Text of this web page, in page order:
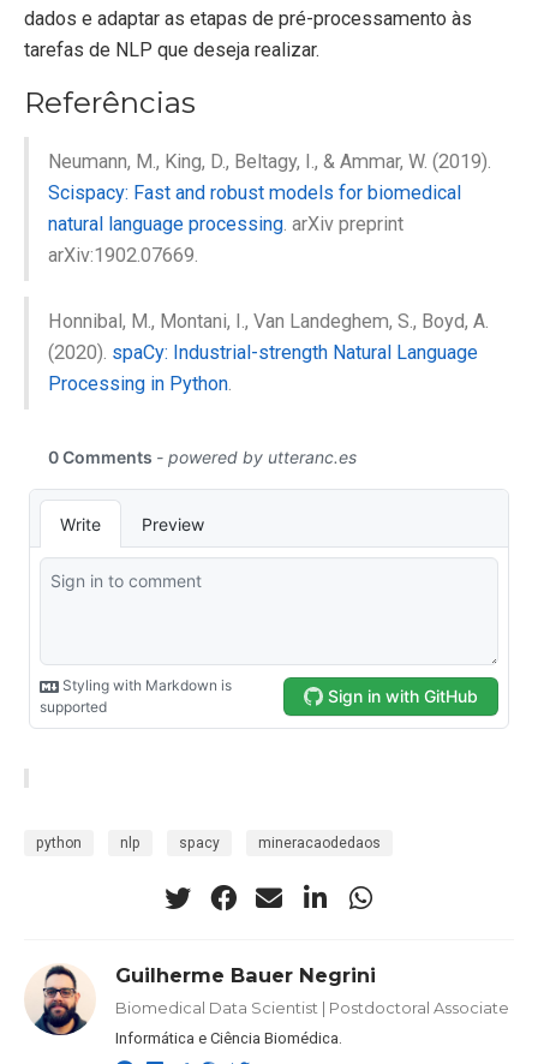
dados e adaptar as etapas de pré-processamento às
tarefas de NLP que deseja realizar.
Referências
Neumann, M., King, D., Beltagy, I., & Ammar, W. (2019).
Scispacy: Fast and robust models for biomedical
natural language processing. arXiv preprint
arXiv:1902.07669.
Honnibal, M., Montani, I., Van Landeghem, S., Boyd, A.
(2020). spaCy: Industrial-strength Natural Language
Processing in Python.
python nlp spacy mineracaodedaos
Guilherme Bauer Negrini
Biomedical Data Scientist | Postdoctoral Associate
Informática e Ciência Biomédica.